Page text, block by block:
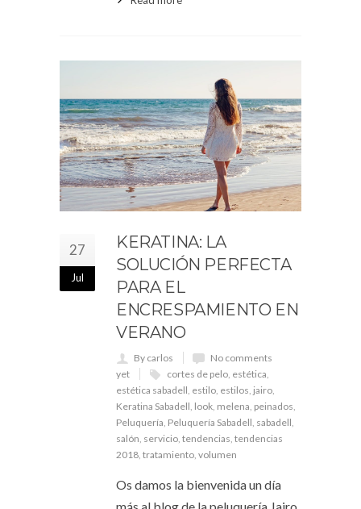
27
Jul
KERATINA: LA
SOLUCIÓN PERFECTA
PARA EL
ENCRESPAMIENTO EN
VERANO
By carlos
No comments
yet
cortes de pelo, estética,
estética sabadell, estilo, estilos, jairo,
Keratina Sabadell, look, melena, peinados,
Peluquería, Peluquería Sabadell, sabadell,
salón, servicio, tendencias, tendencias
2018, tratamiento, volumen
Os damos la bienvenida un día